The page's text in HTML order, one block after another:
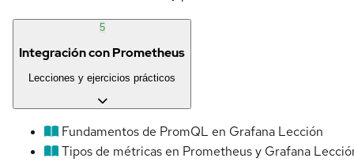
5
Integración con Prometheus
Lecciones y ejercicios prácticos
Fundamentos de PromQL en Grafana Lección
Tipos de métricas en Prometheus y Grafana